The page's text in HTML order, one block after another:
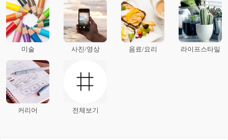
미술 사진/영상 음료/요리 라이프스타일
커리어 전체보기